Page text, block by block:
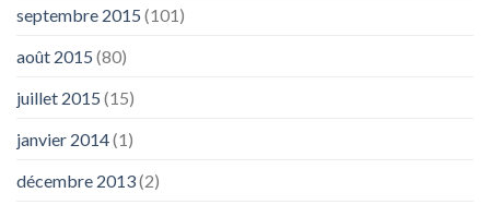
septembre 2015 (101)
août 2015 (80)
juillet 2015 (15)
janvier 2014(1)
décembre 2013(2)